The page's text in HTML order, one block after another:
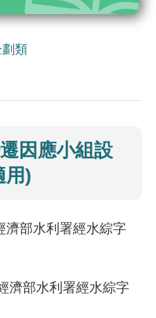
類
因應小組設
用)
濟部水利署經水綜字
濟部水利署經水綜字